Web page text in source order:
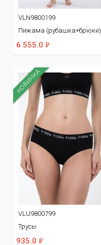
VLN9800199
Пижама (рубашка+брюки)
6 555.0 ф
НОВИНКА
VLU9800799
Трусы
935.0 ф